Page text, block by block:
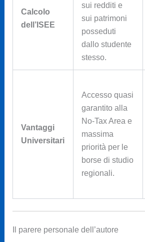
Calcolo
dell’ISEE
sui redditi e
sui patrimoni
posseduti
dallo studente
stesso.
Vantaggi
Universitari
Accesso quasi
garantito alla
No-Tax Area e
massima
priorità per le
borse di studio
regionali.
Il parere personale dell’autore